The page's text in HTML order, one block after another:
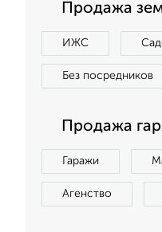
Продажа
ИЖС
Без посредников
Продажа
Гаражи
Агенство